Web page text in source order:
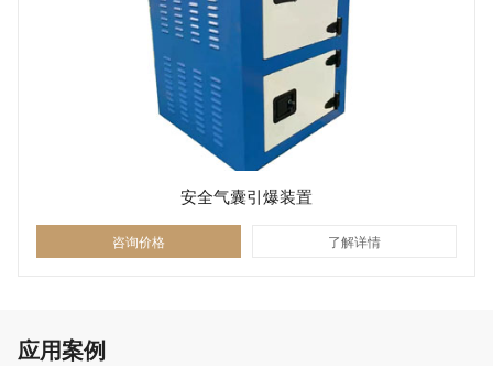
安全气囊引爆装置
咨询价格 了解详情
应用案例